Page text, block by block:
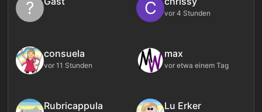
? C vor 4 Stunden
consuela
vor 11 Stunden
max
vor etwa einem Tag
Rubricappula Lu Erker